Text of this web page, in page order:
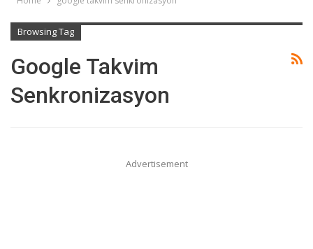
Browsing Tag
Google Takvim
Senkronizasyon
Advertisement